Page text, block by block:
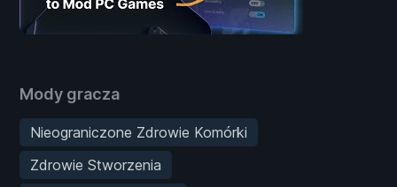
Mody gracza
Nieograniczone Zdrowie Komórki
Zdrowie Stworzenia